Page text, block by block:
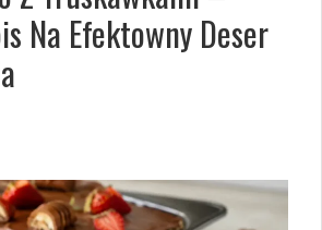
Na Efektowny Deser